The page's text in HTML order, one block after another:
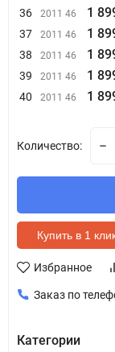
36 2011 46 1
37 2011 46 1
38 2011 46 1
39 2011 46 1
40 2011 46 1
Количество:
Купить в 1
Избранное
Заказ по
Категории